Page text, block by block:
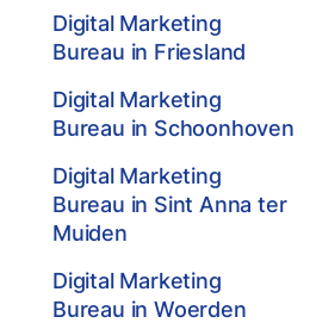
Digital Marketing
Bureau in Friesland
Digital Marketing
Bureau in Schoonhoven
Digital Marketing
Bureau in Sint Anna ter
Muiden
Digital Marketing
Bureau in Woerden